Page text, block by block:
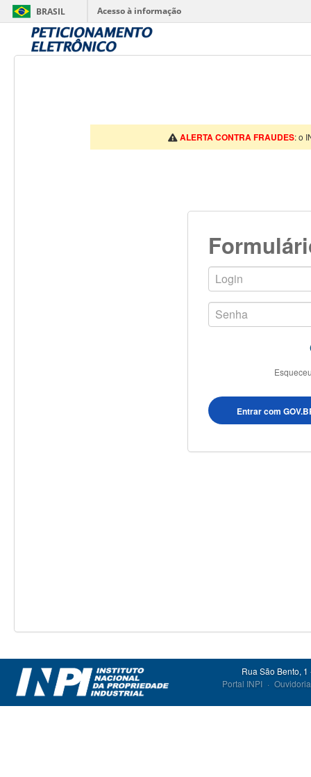
BRASIL Acesso à informação
ALERTA CONTRA FRAUDES: o
Entrar com
Portal INPI · Ouvidoria
Rua São Bento,